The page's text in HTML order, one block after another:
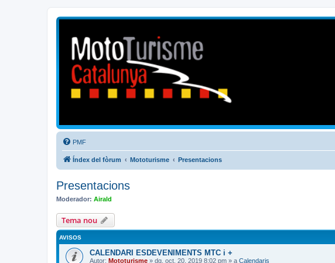
Mototurisme
Turisme en moto en català
PMF
Índex del fòrum Mototurisme Presentacions
Presentacions
Moderador: Airald
Tema nou
AVISOS
CALENDARI ESDEVENIMENTS MTC i +
Autor: Mototurisme » dg. oct. 20, 2019 8:02 pm » a Calendaris